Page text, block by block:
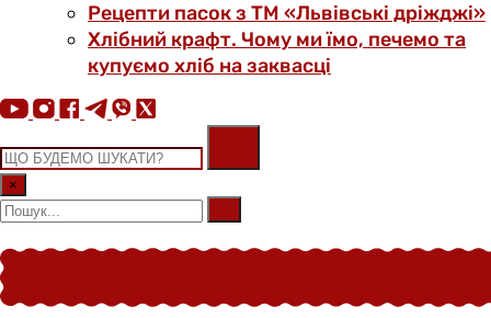
Рецепти пасок з ТМ «Львівські дріжджі»
Хлібний крафт. Чому ми їмо, печемо та
купуємо хліб на заквасці
×